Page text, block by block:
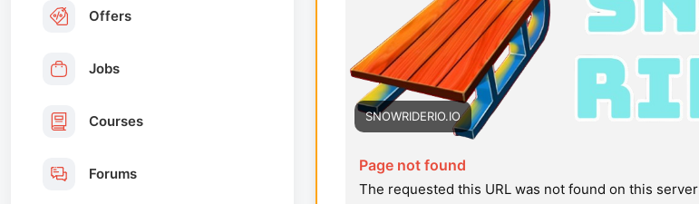
Offers
Jobs
Courses
Forums
SNOWRIDERIO.IO
Page not found
The requested this URL was not found on this server